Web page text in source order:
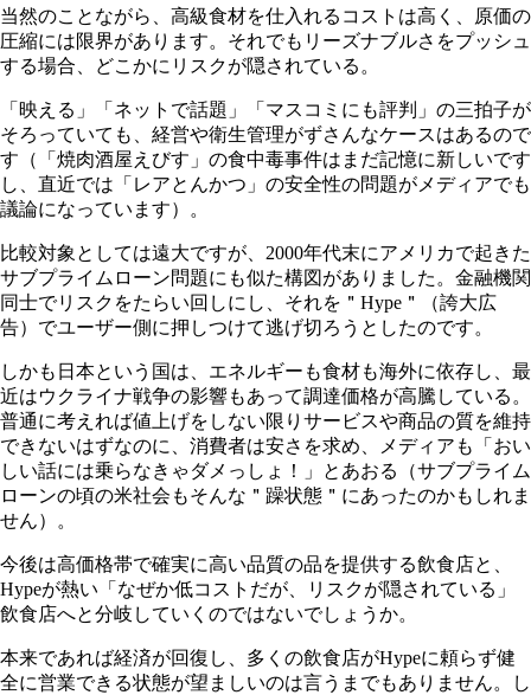
当然のことながら、高級食材を仕入れるコストは高く、原価の
圧縮には限界があります。それでもリーズナブルさをプッシュ
する場合、どこかにリスクが隠されている。
「映える」「ネットで話題」「マスコミにも評判」の三拍子が
そろっていても、経営や衛生管理がずさんなケースはあるので
す（「焼肉酒屋えびす」の食中毒事件はまだ記憶に新しいです
し、直近では「レアとんかつ」の安全性の問題がメディアでも
議論になっています）。
比較対象としては遠大ですが、2000年代末にアメリカで起きた
サブプライムローン問題にも似た構図がありました。金融機関
同士でリスクをたらい回しにし、それを＂Hype＂（誇大広
告）でユーザー側に押しつけて逃げ切ろうとしたのです。
しかも日本という国は、エネルギーも食材も海外に依存し、最
近はウクライナ戦争の影響もあって調達価格が高騰している。
普通に考えれば値上げをしない限りサービスや商品の質を維持
できないはずなのに、消費者は安さを求め、メディアも「おい
しい話には乗らなきゃダメっしょ！」とあおる（サブプライム
ローンの頃の米社会もそんな＂躁状態＂にあったのかもしれま
せん）。
今後は高価格帯で確実に高い品質の品を提供する飲食店と、
Hypeが熱い「なぜか低コストだが、リスクが隠されている」
飲食店へと分岐していくのではないでしょうか。
本来であれば経済が回復し、多くの飲食店がHypeに頼らず健
全に営業できる状態が望ましいのは言うまでもありません。し